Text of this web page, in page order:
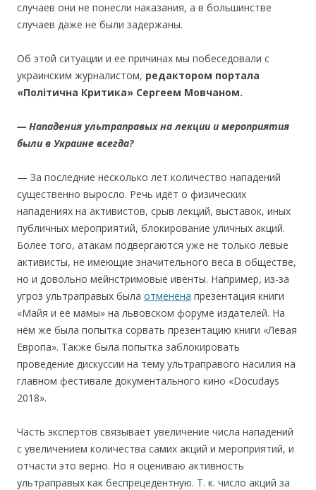
случаев они не понесли наказания, а в большинстве
случаев даже не были задержаны.
Об этой ситуации и ее причинах мы побеседовали с
украинским журналистом, редактором портала
«Політична Критика» Сергеем Мовчаном.
— Нападения ультраправых на лекции и мероприятия
были в Украине всегда?
— За последние несколько лет количество нападений
существенно выросло. Речь идёт о физических
нападениях на активистов, срыв лекций, выставок, иных
публичных мероприятий, блокирование уличных акций.
Более того, атакам подвергаются уже не только левые
активисты, не имеющие значительного веса в обществе,
но и довольно мейнстримовые ивенты. Например, из-за
угроз ультраправых была отменена презентация книги
«Майя и её мамы» на львовском форуме издателей. На
нём же была попытка сорвать прeзентацию книги «Левая
Европа». Также была попытка заблокировать
проведение дискуссии на тему ультраправого насилия на
главном фестивале документального кино «Docudays
2018».
Часть экспертов связывает увеличение числа нападений
с увеличением количества самих акций и мероприятий, и
отчасти это верно. Но я оцениваю активность
ультраправых как беспрецедентную. Т. к. число акций за